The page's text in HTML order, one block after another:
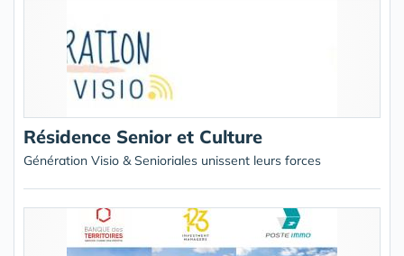
Résidence Senior et Culture
Génération Visio & Senioriales unissent leurs forces